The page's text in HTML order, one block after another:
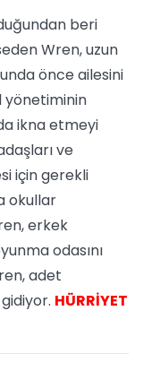
beri
Wren, uzun
önce ailesini
yönetiminin
ikna etmeyi
ve
için gerekli
okullar
erkek
odasını
adet
HÜRRİYET